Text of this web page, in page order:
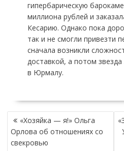
гипербарическую
миллиона рублей и
Кесарию. Однако пока
так и не смогли привезти
сначала возникли
доставкой, а потом
в Юрмалу.
НАВИГАЦИЯ
ПО
ЗАПИСЯМ
«Хозяйка — я!» Ольга
Орлова об отношениях со
свекровью